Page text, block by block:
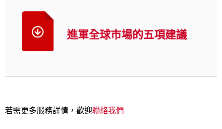
進軍全球市場的五項建議
若需更多服務詳情，歡迎聯絡我們